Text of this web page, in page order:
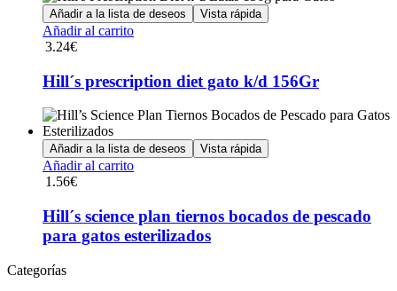
Añadir a la lista de deseos Vista rápida
Añadir al carrito
3.24€
Hill´s prescription diet gato k/d 156Gr
Añadir a la lista de deseos Vista rápida
Añadir al carrito
1.56€
Hill´s science plan tiernos bocados de pescado
para gatos esterilizados
Categorías